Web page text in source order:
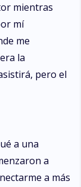
mientras
mí
me
la
pero el
a una
a
a más